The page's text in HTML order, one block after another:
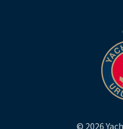
© 2026